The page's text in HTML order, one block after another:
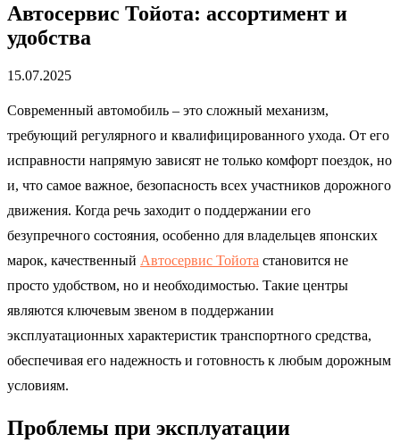
Автосервис Тойота: ассортимент и
удобства
15.07.2025
Современный автомобиль – это сложный механизм,
требующий регулярного и квалифицированного ухода. От его
исправности напрямую зависят не только комфорт поездок, но
и, что самое важное, безопасность всех участников дорожного
движения. Когда речь заходит о поддержании его
безупречного состояния, особенно для владельцев японских
марок, качественный Автосервис Тойота становится не
просто удобством, но и необходимостью. Такие центры
являются ключевым звеном в поддержании
эксплуатационных характеристик транспортного средства,
обеспечивая его надежность и готовность к любым дорожным
условиям.
Проблемы при эксплуатации